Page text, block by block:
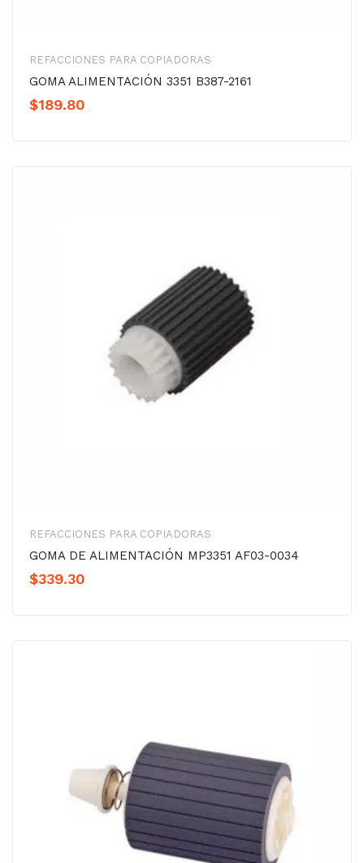
REFACCIONES PARA COPIADORAS
GOMA ALIMENTACIÓN 3351 B387-2161
$189.80
REFACCIONES PARA COPIADORAS
GOMA DE ALIMENTACIÓN MP3351 AF03-0034
$339.30